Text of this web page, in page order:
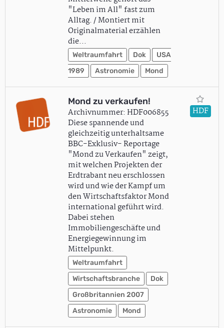
"Leben im All" fast zum
Alltag. / Montiert mit
Originalmaterial erzählen
die…
Weltraumfahrt Dok
USA
1989
Astronomie Mond
Mond zu verkaufen!
Archivnummer: HDF006855
Diese spannende und
gleichzeitig unterhaltsame
BBC-Exklusiv- Reportage
"Mond zu Verkaufen" zeigt,
mit welchen Projekten der
Erdtrabant neu erschlossen
wird und wie der Kampf um
den Wirtschaftsfaktor Mond
international geführt wird.
Dabei stehen
Immobiliengeschäfte und
Energiegewinnung im
Mittelpunkt.
Weltraumfahrt
Wirtschaftsbranche
Dok
Großbritannien 2007
Astronomie
Mond
HDF